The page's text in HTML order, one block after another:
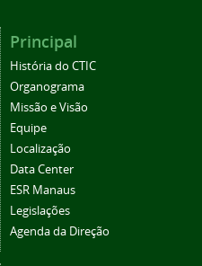
Principal
História do CTIC
Organograma
Missão e Visão
Equipe
Localização
Data Center
ESR Manaus
Legislações
Agenda da Direção